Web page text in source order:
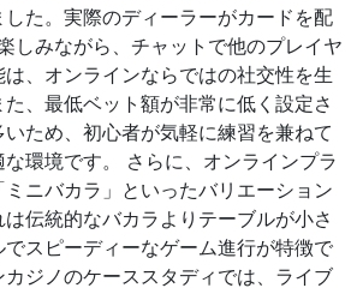
た。実際のディーラーがカードを配
しみながら、チャットで他のプレイヤ
、オンラインならではの社交性を生
、最低ベット額が非常に低く設定さ
ため、初心者が気軽に練習を兼ねて
環境です。 さらに、オンラインプラ
ニバカラ」といったバリエーション
伝統的なバカラよりテーブルが小さ
でスピーディーなゲーム進行が特徴で
ジノのケーススタディでは、ライブ